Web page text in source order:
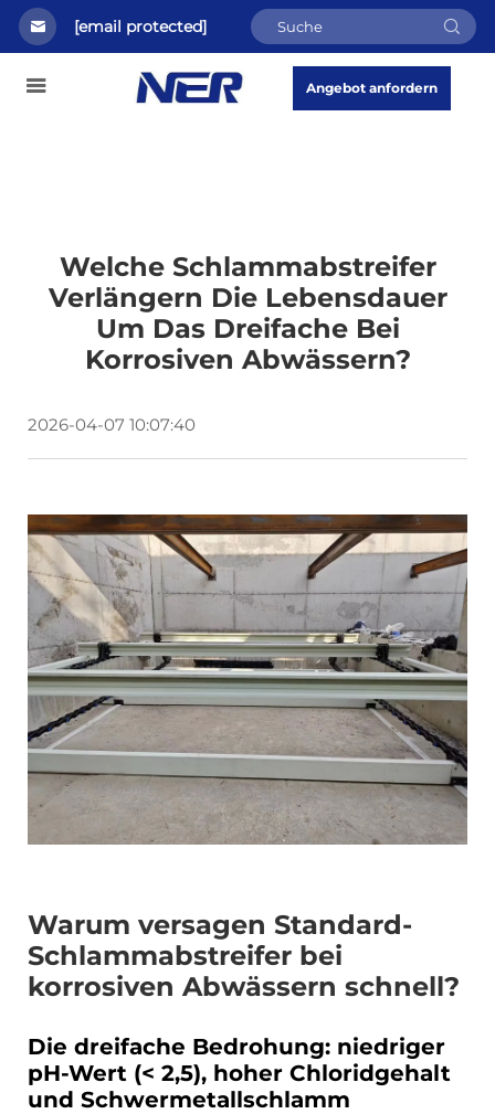
[email protected]
Angebot anfordern
Welche Schlammabstreifer
Verlängern Die Lebensdauer
Um Das Dreifache Bei
Korrosiven Abwässern?
2026-04-07 10:07:40
Warum versagen Standard-
Schlammabstreifer bei
korrosiven Abwässern schnell?
Die dreifache Bedrohung: niedriger
pH-Wert (< 2,5), hoher Chloridgehalt
und Schwermetallschlamm